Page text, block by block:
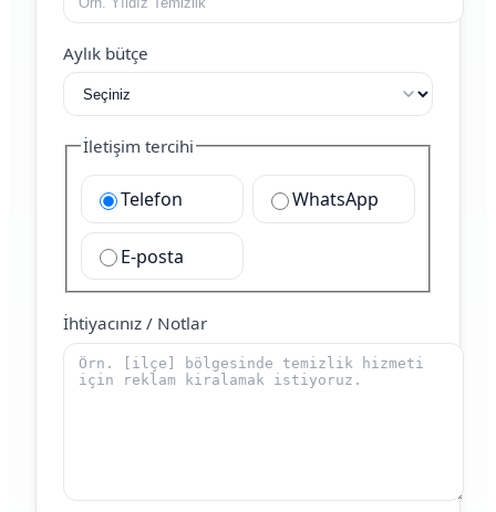
Aylık bütçe
İletişim tercihi
Telefon WhatsApp
E-posta
İhtiyacınız / Notlar